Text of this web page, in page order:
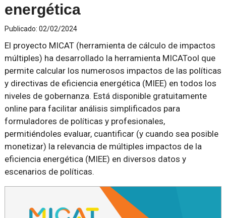
energética
Publicado: 02/02/2024
El proyecto MICAT (herramienta de cálculo de impactos
múltiples) ha desarrollado la herramienta MICATool que
permite calcular los numerosos impactos de las políticas
y directivas de eficiencia energética (MIEE) en todos los
niveles de gobernanza. Está disponible gratuitamente
online para facilitar análisis simplificados para
formuladores de políticas y profesionales,
permitiéndoles evaluar, cuantificar (y cuando sea posible
monetizar) la relevancia de múltiples impactos de la
eficiencia energética (MIEE) en diversos datos y
escenarios de políticas.